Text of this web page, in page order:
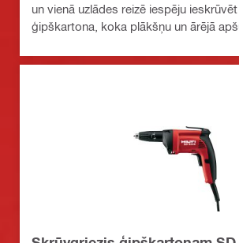
un vienā uzlādes reizē iespēju
ģipškartona, koka plākšņu un ārējā